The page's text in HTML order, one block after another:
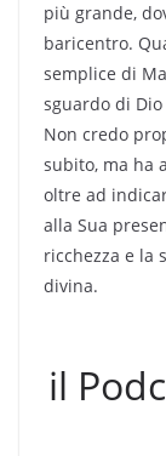
più grande,
baricentro.
semplice di
sguardo di
Non credo
subito, ma ha
oltre ad
alla Sua
ricchezza e la
divina.
il